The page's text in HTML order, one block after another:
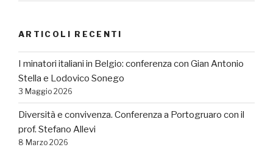
ARTICOLI RECENTI
I minatori italiani in Belgio: conferenza con Gian Antonio
Stella e Lodovico Sonego
3 Maggio 2026
Diversità e convivenza. Conferenza a Portogruaro con il
prof. Stefano Allevi
8 Marzo 2026